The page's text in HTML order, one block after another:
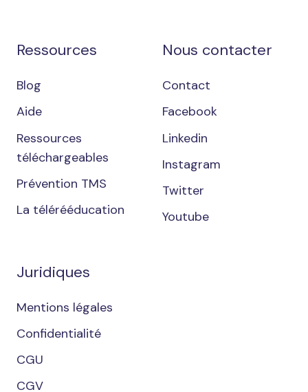
Ressources
Blog
Aide
Ressources
téléchargeables
Prévention TMS
La télérééducation
Nous contacter
Contact
Facebook
Linkedin
Instagram
Twitter
Youtube
Juridiques
Mentions légales
Confidentialité
CGU
CGV